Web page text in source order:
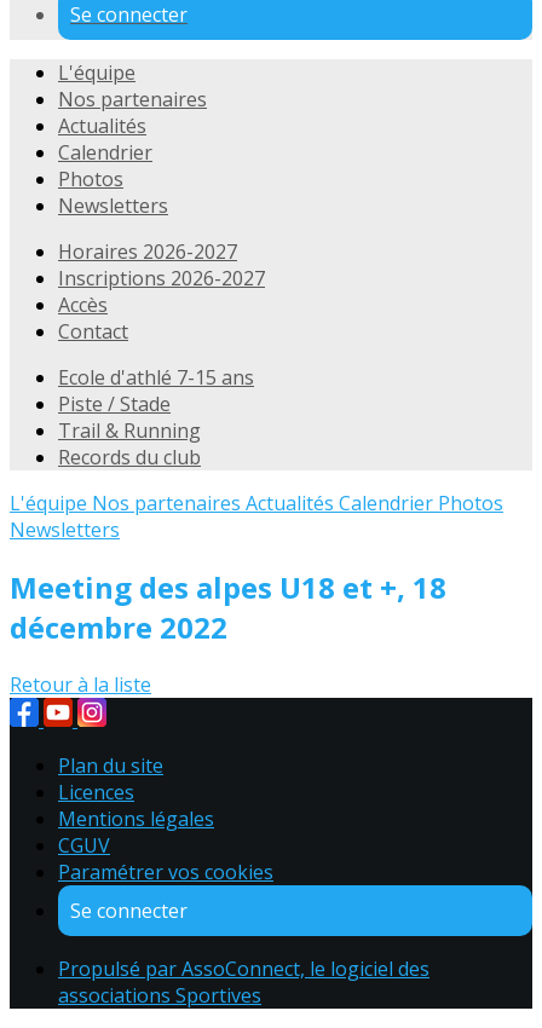
Se connecter
L'équipe
Nos partenaires
Actualités
Calendrier
Photos
Newsletters
Horaires 2026-2027
Inscriptions 2026-2027
Accès
Contact
Ecole d'athlé 7-15 ans
Piste / Stade
Trail & Running
Records du club
L'équipe Nos partenaires Actualités Calendrier Photos
Newsletters
Meeting des alpes U18 et +, 18
décembre 2022
Retour à la liste
Plan du site
Licences
Mentions légales
CGUV
Paramétrer vos cookies
Se connecter
Propulsé par AssoConnect, le logiciel des
associations Sportives